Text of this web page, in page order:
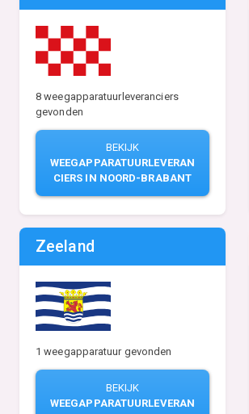
8 weegapparatuurleveranciers
gevonden
BEKIJK
WEEGAPPARATUURLEVERAN
CIERS IN NOORD-BRABANT
Zeeland
1 weegapparatuur gevonden
BEKIJK
WEEGAPPARATUURLEVERAN